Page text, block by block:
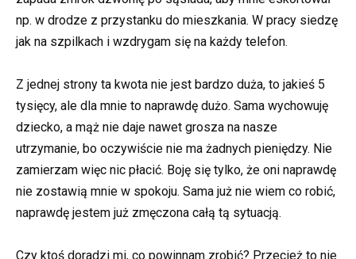
np. w drodze z przystanku do mieszkania. W pracy siedzę
jak na szpilkach i wzdrygam się na każdy telefon.
Z jednej strony ta kwota nie jest bardzo duża, to jakieś 5
tysięcy, ale dla mnie to naprawdę dużo. Sama wychowuję
dziecko, a mąż nie daje nawet grosza na nasze
utrzymanie, bo oczywiście nie ma żadnych pieniędzy. Nie
zamierzam więc nic płacić. Boję się tylko, że oni naprawdę
nie zostawią mnie w spokoju. Sama już nie wiem co robić,
naprawdę jestem już zmęczona całą tą sytuacją.
Czy ktoś doradzi mi, co powinnam zrobić? Przecież to nie